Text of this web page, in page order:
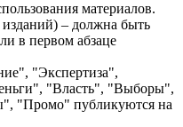
материалов.
– должна быть
в первом абзаце
"Экспертиза",
"Власть", "Выборы",
"Промо" публикуются на